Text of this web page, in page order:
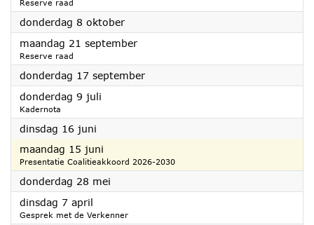
Reserve raad
donderdag 8 oktober2026
maandag 21 september2026
Reserve raad
donderdag 17 september2026
donderdag 9 juli
Kadernota
dinsdag 16 juni
maandag 15 juni
Presentatie Coalitieakkoord 2026-2030
donderdag 28 mei
dinsdag 7 april
Gesprek met de Verkenner